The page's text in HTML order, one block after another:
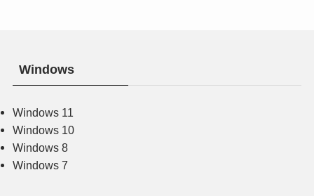
Windows
Windows 11
Windows 10
Windows 8
Windows 7